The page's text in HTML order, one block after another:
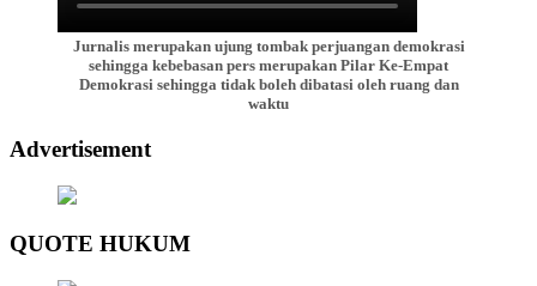
Jurnalis merupakan ujung tombak perjuangan demokrasi
sehingga kebebasan pers merupakan Pilar Ke-Empat
Demokrasi sehingga tidak boleh dibatasi oleh ruang dan
waktu
Advertisement
QUOTE HUKUM